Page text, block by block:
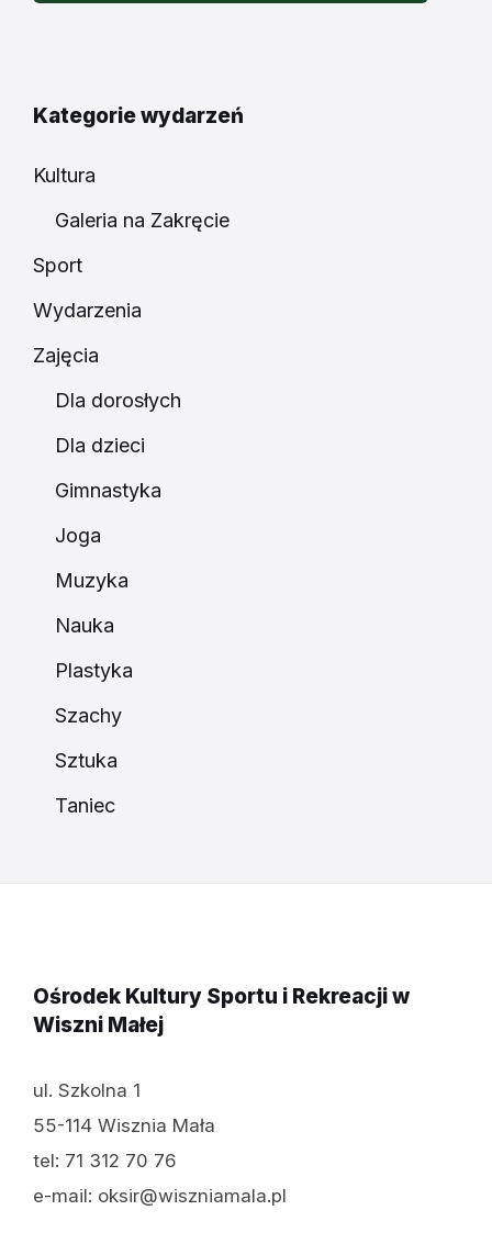
Kategorie wydarzeń
Kultura
Galeria na Zakręcie
Sport
Wydarzenia
Zajęcia
Dla dorosłych
Dla dzieci
Gimnastyka
Joga
Muzyka
Nauka
Plastyka
Szachy
Sztuka
Taniec
Ośrodek Kultury Sportu i Rekreacji w
Wiszni Małej
ul. Szkolna 1
55-114 Wisznia Mała
tel: 71 312 70 76
e-mail: oksir@wiszniamala.pl